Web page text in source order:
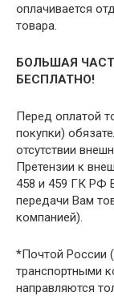
оплачивается
товара.
БОЛЬШАЯ
БЕСПЛАТНО!
Перед оплатой
покупки)
отсутствии
Претензии к
458 и 459 ГК РФ
передачи Вам
компанией).
*Почтой России
транспортными
направляются